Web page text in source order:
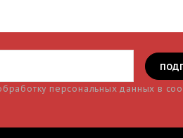
персональных данных в